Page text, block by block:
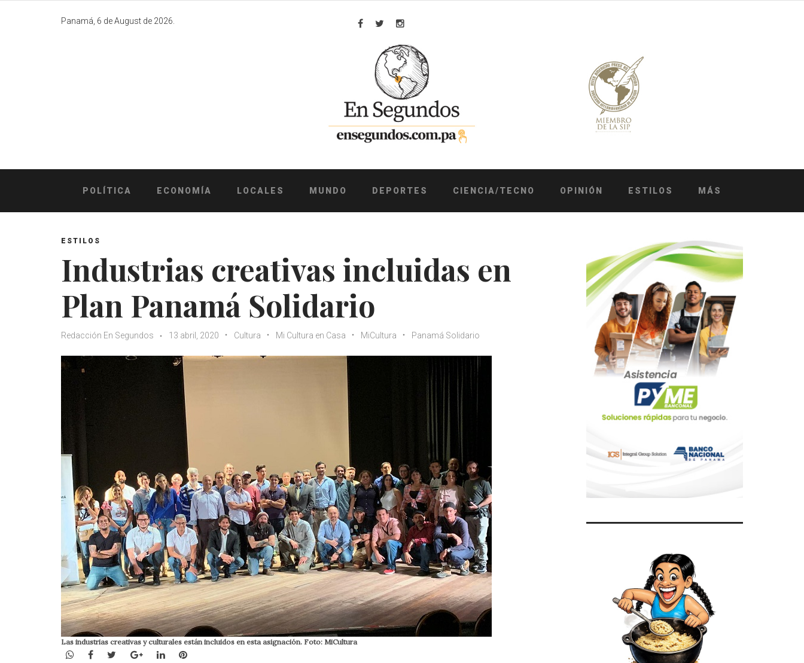
Panamá, 6 de August de 2026.
Facebook
TwitterInstagram
POLÍTICA ECONOMÍA LOCALES MUNDO DEPORTES CIENCIA/TECNO OPINIÓN ESTILOS MÁS
ESTILOS
Industrias creativas incluidas en
Plan Panamá Solidario
Redacción En Segundos 13 abril, 2020 Cultura Mi Cultura en Casa MiCultura Panamá Solidario
Las industrias creativas y culturales están incluidos en esta asignación. Foto: MiCultura
WhatsApp
Facebook
TwitterGoogle+LinkedInPinterest